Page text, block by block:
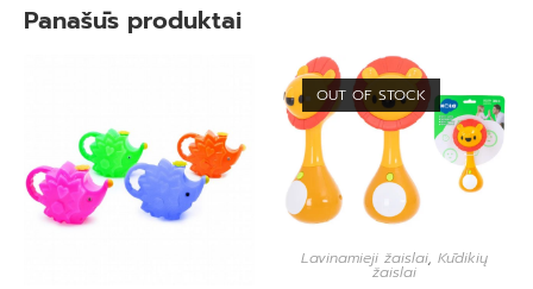
Panašūs produktai
OUT OF STOCK
Lavinamieji žaislai, Kūdikių
žaislai